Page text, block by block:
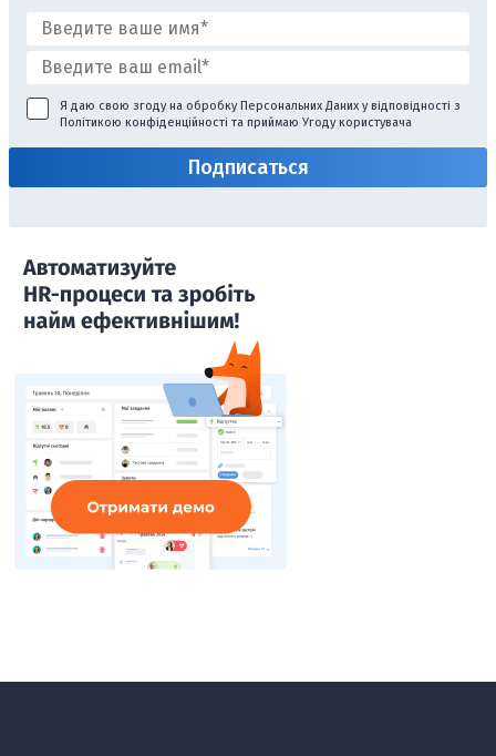
Я даю свою згоду на обробку Персональних Даних у відповідності з
Політикою конфіденційності та приймаю Угоду користувача